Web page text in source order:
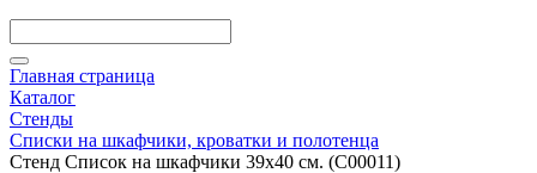
Главная страница
Каталог
Стенды
Списки на шкафчики, кроватки и полотенца
Стенд Список на шкафчики 39х40 см. (С00011)